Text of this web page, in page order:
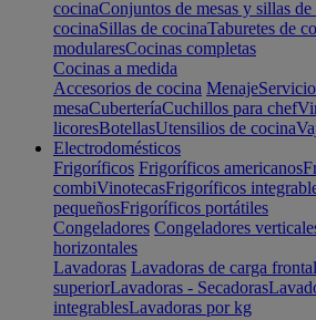
cocinaConjuntos de mesas y sillas de
cocinaSillas de cocinaTaburetes de
modularesCocinas completas
Cocinas a medida
Accesorios de cocina Menaje
mesaCuberteríaCuchillos para chef
licoresBotellasUtensilios de cocina
Electrodomésticos
Frigoríficos Frigoríficos americanos
combiVinotecasFrigoríficos
pequeñosFrigoríficos portátiles
Congeladores Congeladores
horizontales
Lavadoras Lavadoras de carga frontal
superiorLavadoras - Secadoras
integrablesLavadoras por kg